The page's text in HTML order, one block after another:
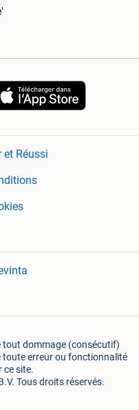
et Réussi
tout dommage (consécutif)
toute erreur ou fonctionnalité
ce site.
Tous droits réservés.